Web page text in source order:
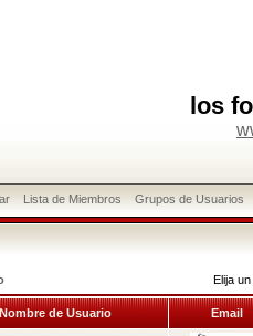
los
Lista de Miembros Grupos de Usuarios
Elija
Nombre de Usuario Email